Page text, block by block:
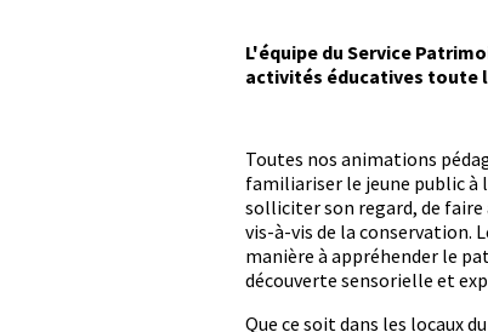
Description
courte
L'équipe du Service
activités éducatives toute
Description
Toutes nos animations
familiariser le jeune public à
solliciter son regard, de faire
vis-à-vis de la conservation.
manière à appréhender le
découverte sensorielle et
Que ce soit dans les locaux